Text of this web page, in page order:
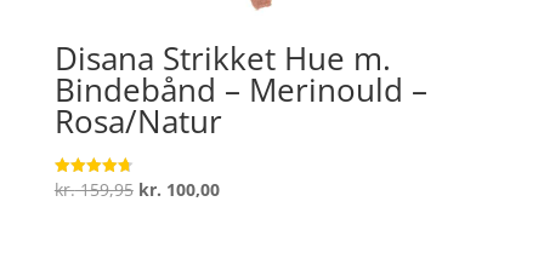
Disana Strikket Hue m.
Bindebånd – Merinould –
Rosa/Natur
Vurderet
4.7
kr.159,95 Den
kr. 100,00Den